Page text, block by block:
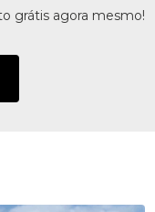
grátis agora mesmo!